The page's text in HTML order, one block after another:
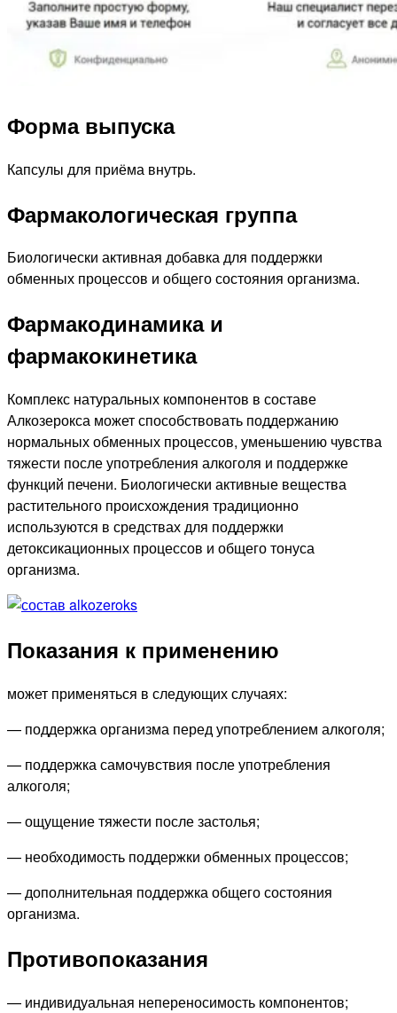
Форма выпуска
Капсулы для приёма внутрь.
Фармакологическая группа
Биологически активная добавка для поддержки
обменных процессов и общего состояния организма.
Фармакодинамика и
фармакокинетика
Комплекс натуральных компонентов в составе
Алкозерокса может способствовать поддержанию
нормальных обменных процессов, уменьшению чувства
тяжести после употребления алкоголя и поддержке
функций печени. Биологически активные вещества
растительного происхождения традиционно
используются в средствах для поддержки
детоксикационных процессов и общего тонуса
организма.
Показания к применению
может применяться в следующих случаях:
— поддержка организма перед употреблением алкоголя;
— поддержка самочувствия после употребления
алкоголя;
— ощущение тяжести после застолья;
— необходимость поддержки обменных процессов;
— дополнительная поддержка общего состояния
организма.
Противопоказания
— индивидуальная непереносимость компонентов;